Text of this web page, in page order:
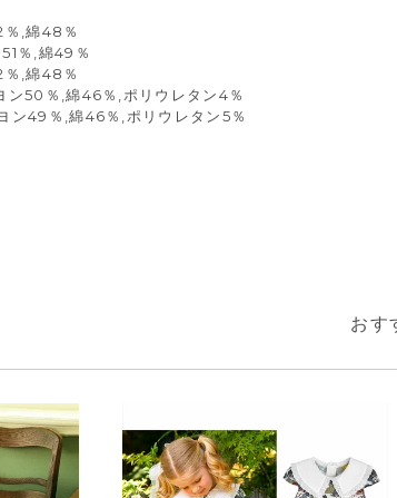
％,綿48％
％,綿49％
％,綿48％
ン50％,綿46％,ポリウレタン4％
ン49％,綿46％,ポリウレタン5％
おす